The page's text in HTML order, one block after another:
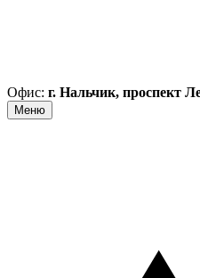
Офис: г. Нальчик, проспект
Меню